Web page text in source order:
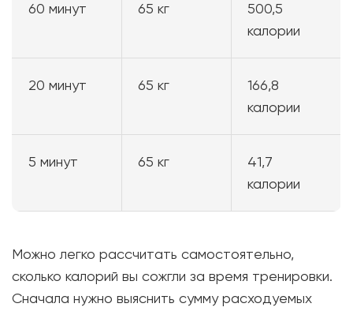
60 минут 65 кг
500,5
калории
20 минут 65 кг
166,8
калории
5 минут 65 кг
41,7
калории
Можно легко рассчитать самостоятельно,
сколько калорий вы сожгли за время тренировки.
Сначала нужно выяснить сумму расходуемых